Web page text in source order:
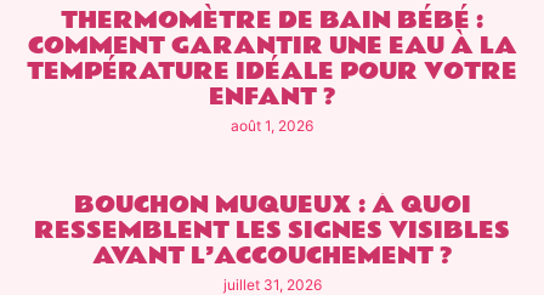
THERMOMÈTRE DE BAIN BÉBÉ :
COMMENT GARANTIR UNE EAU À LA
TEMPÉRATURE IDÉALE POUR VOTRE
ENFANT ?
août 1, 2026
BOUCHON MUQUEUX : À QUOI
RESSEMBLENT LES SIGNES VISIBLES
AVANT L’ACCOUCHEMENT ?
juillet 31, 2026